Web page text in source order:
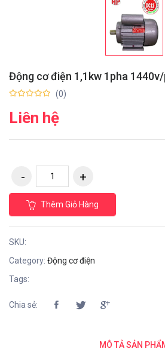
Động cơ điện 1,1kw 1pha
(0)
Liên hệ
Thêm Giỏ Hàng
SKU:
Category: Động cơ điện
Tags:
Chia sẻ:
MÔ TẢ SẢN